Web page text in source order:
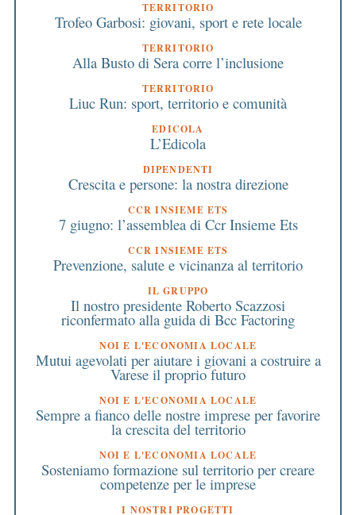
TERRITORIO
Trofeo Garbosi: giovani, sport e rete locale
TERRITORIO
Alla Busto di Sera corre l’inclusione
TERRITORIO
Liuc Run: sport, territorio e comunità
EDICOLA
L’Edicola
DIPENDENTI
Crescita e persone: la nostra direzione
CCR INSIEME ETS
7 giugno: l’assemblea di Ccr Insieme Ets
CCR INSIEME ETS
Prevenzione, salute e vicinanza al territorio
IL GRUPPO
Il nostro presidente Roberto Scazzosi
riconfermato alla guida di Bcc Factoring
NOI E L'ECONOMIA LOCALE
Mutui agevolati per aiutare i giovani a costruire a
Varese il proprio futuro
NOI E L'ECONOMIA LOCALE
Sempre a fianco delle nostre imprese per favorire
la crescita del territorio
NOI E L'ECONOMIA LOCALE
Sosteniamo formazione sul territorio per creare
competenze per le imprese
I NOSTRI PROGETTI